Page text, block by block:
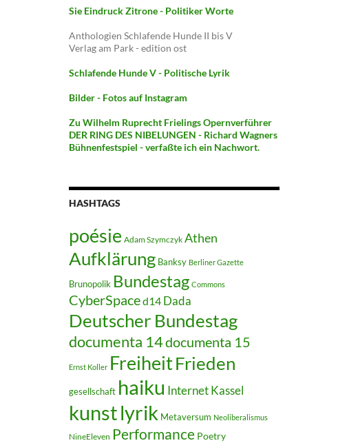
Sie Eindruck Zitrone - Politiker Worte
Anthologien Schlafende Hunde II bis V
Verlag am Park - edition ost
Schlafende Hunde V - Politische Lyrik
Bilder - Fotos auf Instagram
Zu Wilhelm Ruprecht Frielings Opernverführer
DER RING DES NIBELUNGEN - Richard Wagners
Bühnenfestspiel - verfaßte ich ein Nachwort.
HASHTAGS
poésie Adam Szymczyk Athen
Aufklärung Banksy Berliner Gazette
Brunopolik Bundestag Commons
CyberSpaced14 Dada
Deutscher Bundestag
documenta 14documenta 15
Ernst Koller FreiheitFrieden
gesellschaft haiku InternetKassel
kunstlyrik Metaversum Neoliberalismus
NineEleven Performance Poetry